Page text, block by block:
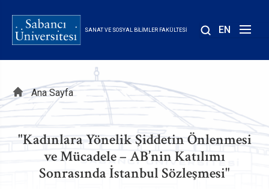
içeriğe
SANAT VE SOSYAL BILIMLER FAKÜLTESI EN
Sayfa
yolu
Ana Sayfa
"Kadınlara Yönelik Şiddetin Önlenmesi
ve Mücadele – AB’nin Katılımı
Sonrasında İstanbul Sözleşmesi"